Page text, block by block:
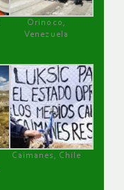
Orinoco,
Venezuela
Caimanes, Chile